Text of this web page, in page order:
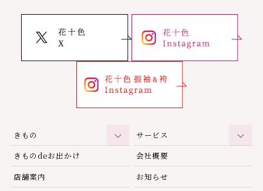
きもの
サービス
きものdeお出かけ
会社概要
店舗案内
お知らせ